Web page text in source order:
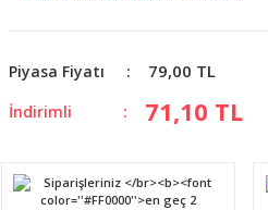
Piyasa Fiyatı 79,00 TL
İndirimli 71,10 TL